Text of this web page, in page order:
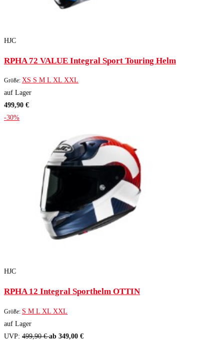
HJC
RPHA 72 VALUE Integral Sport Touring Helm
Größe: XS S M L XL XXL
auf Lager
499,90 €
-30%
HJC
RPHA 12 Integral Sporthelm OTTIN
Größe: S M L XL XXL
auf Lager
UVP: 499,90 € ab 349,00 €